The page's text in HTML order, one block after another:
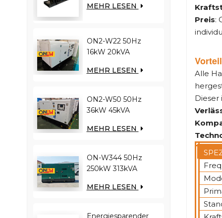
YC12VC3000-D30
MEHR LESEN
ON2-W22 50Hz
16kW 20kVA
4YT23-20D
MEHR LESEN
ON2-W50 50Hz
36kW 45kVA
N4100ZDS-42
MEHR LESEN
ON-W344 50Hz
250kW 313kVA
WT13B-308DE
MEHR LESEN
Energiesparender
Preis:
Alle
Dieser